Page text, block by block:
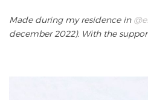
Made during my residence in
december 2022). With the